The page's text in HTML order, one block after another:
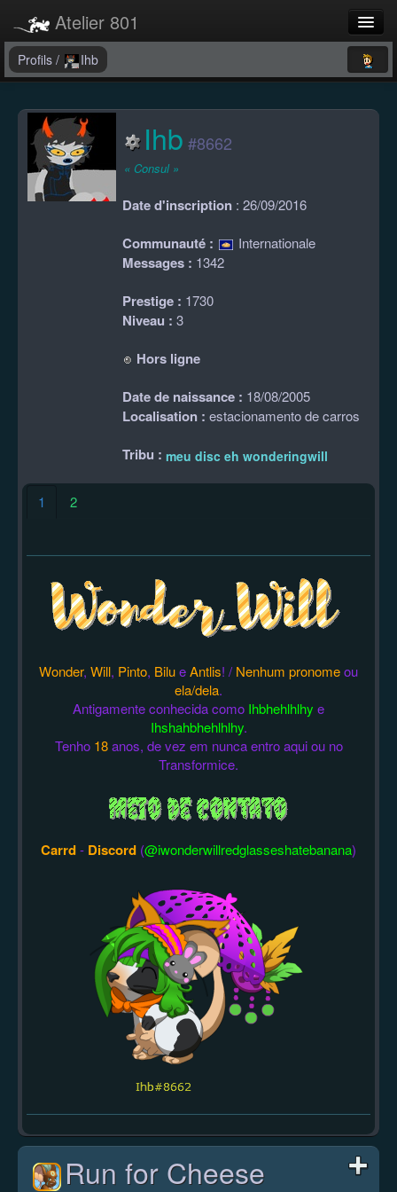
Atelier 801
Forums
Connexion
Langue
Profils / Ihb
Ihb #8662
« Consul »
Date d'inscription : 26/09/2016
Communauté : Internationale
Messages : 1342
Prestige : 1730
Niveau : 3
Hors ligne
Date de naissance : 18/08/2005
Localisation : estacionamento de carros
Tribu : meu disc eh wonderingwill
1 2
Wonder, Will, Pinto, BilueAntlis! / Nenhum pronomeou
ela/dela.
Antigamente conhecida como Ihbhehlhlhy e
Ihshahbhehlhlhy.
Tenho 18anos, de vez em nunca entro aqui ou no
Transformice.
Carrd- Discord (@iwonderwillredglasseshatebanana)
Run for Cheese